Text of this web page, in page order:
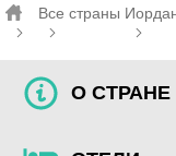
Все страны
О СТРАНЕ